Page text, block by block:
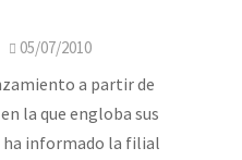
05/07/2010
a partir de
la que engloba sus
ha informado la filial